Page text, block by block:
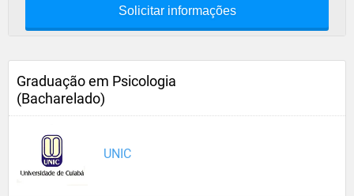
Solicitar informações
Graduação em Psicologia
(Bacharelado)
UNIC